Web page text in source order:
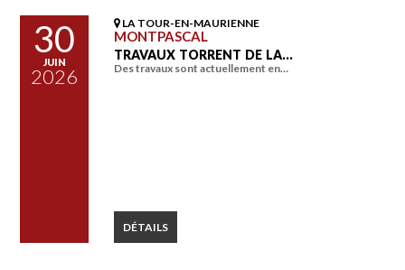
30
JUIN
2026
LA TOUR-EN-MAURIENNE
MONTPASCAL
TRAVAUX TORRENT DE LA…
Des travaux sont actuellement en…
DÉTAILS